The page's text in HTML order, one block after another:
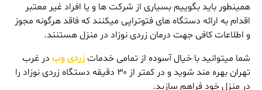
همینطور باید بگوییم بسیاری از شرکت ها و یا افراد غیر معتبر
اقدام به ارائه دستگاه های فتوتراپی میکنند که فاقد هرگونه مجوز
و اطلاعات کافی جهت درمان زردی نوزاد در منزل هستنند.
شما میتوانید با خیال آسوده از تمامی خدمات زردی وب در غرب
تهران بهره مند شوید و در کمتر از ۳۰ دقیقه دستگاه زردی نوزاد را
در منزل خود فراهم سازید.